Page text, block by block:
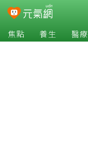
焦點 養生 醫療